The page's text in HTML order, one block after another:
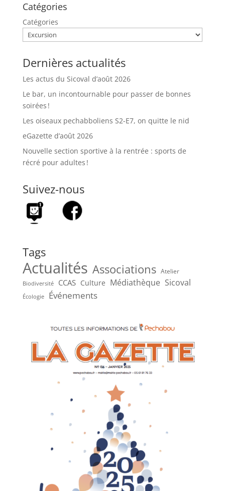
Catégories
Catégories
Dernières actualités
Les actus du Sicoval d’août 2026
Le bar, un incontournable pour passer de bonnes
soirées !
Les oiseaux pechabboliens S2-E7, on quitte le nid
eGazette d’août 2026
Nouvelle section sportive à la rentrée : sports de
récré pour adultes !
Suivez-nous
Tags
Actualités Associations Atelier
Biodiversité CCAS Culture Médiathèque Sicoval
Écologie Événements